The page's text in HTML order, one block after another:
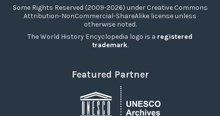
Some Rights Reserved (2009-2026) under Creative Commons
Attribution-NonCommercial-ShareAlike license unless
otherwise noted.
The World History Encyclopedia logo is a registered
trademark.
Featured Partner